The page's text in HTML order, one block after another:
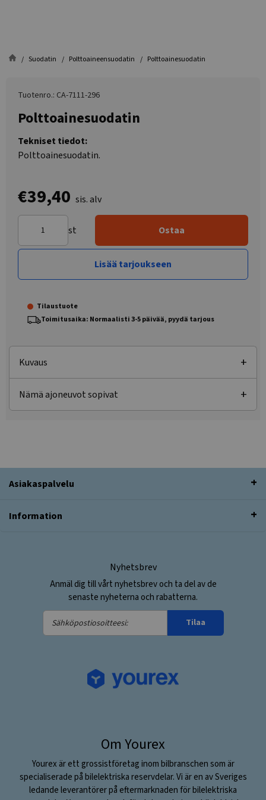
Suodatin Polttoaineensuodatin Polttoainesuodatin
Tuotenro.: CA-7111-296
Polttoainesuodatin
Tekniset tiedot:
Polttoainesuodatin.
€39,40 sis. alv
st Ostaa
Lisää tarjoukseen
Tilaustuote
Toimitusaika: Normaalisti 3-5 päivää, pyydä tarjous
Kuvaus
Nämä ajoneuvot sopivat
Asiakaspalvelu
Information
Nyhetsbrev
Anmäl dig till vårt nyhetsbrev och ta del av de
senaste nyheterna och rabatterna.
Sähköpostiosoitteesi:
Tilaa
Om Yourex
Yourex är ett grossistföretag inom bilbranschen som är
specialiserade på bilelektriska reservdelar. Vi är en av Sveriges
ledande leverantörer på eftermarknaden för bilelektriska